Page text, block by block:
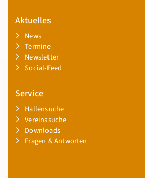
Aktuelles
News
Termine
Newsletter
Social-Feed
Service
Hallensuche
Vereinssuche
Downloads
Fragen & Antworten